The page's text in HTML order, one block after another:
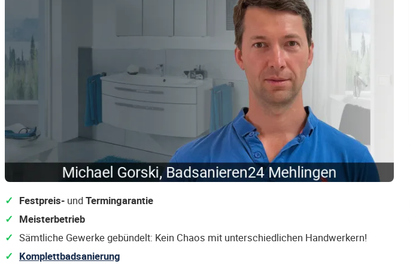
Festpreis- undTermingarantie
Meisterbetrieb
Sämtliche Gewerke gebündelt: Kein Chaos mit unterschiedlichen Handwerkern!
Komplettbadsanierung